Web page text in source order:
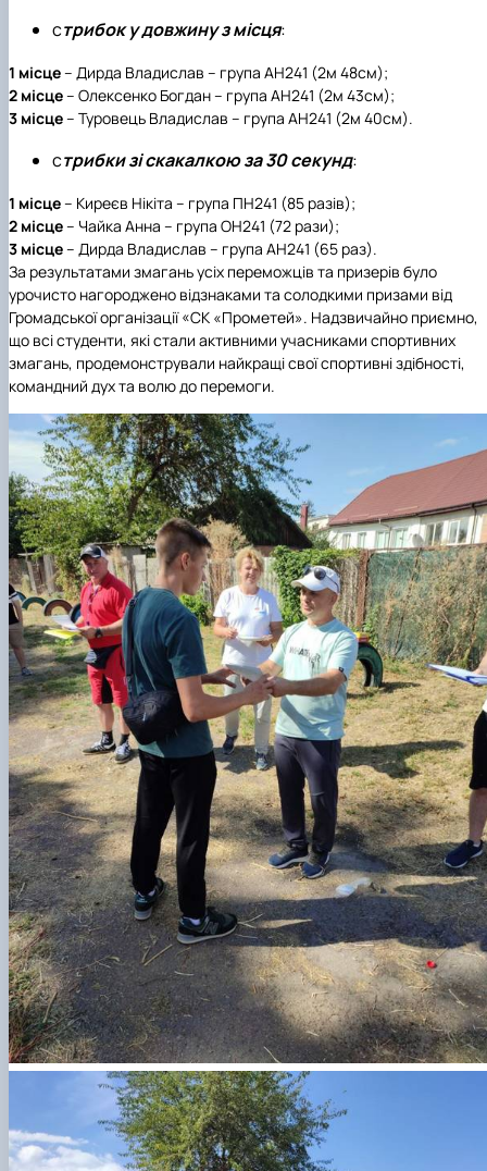
стрибок у довжину з місця:
1 місце– Дирда Владислав – група АН241 (2м 48см);
2 місце– Олексенко Богдан – група АН241 (2м 43см);
3 місце– Туровець Владислав – група АН241 (2м 40см).
стрибки зі скакалкою за 30 секунд:
1 місце– Киреєв Нікіта – група ПН241 (85 разів);
2 місце– Чайка Анна – група ОН241 (72 рази);
3 місце– Дирда Владислав – група АН241 (65 раз).
За результатами змагань усіх переможців та призерів було
урочисто нагороджено відзнаками та солодкими призами від
Громадської організації «СК «Прометей». Надзвичайно приємно,
що всі студенти, які стали активними учасниками спортивних
змагань, продемонстрували найкращі свої спортивні здібності,
командний дух та волю до перемоги.